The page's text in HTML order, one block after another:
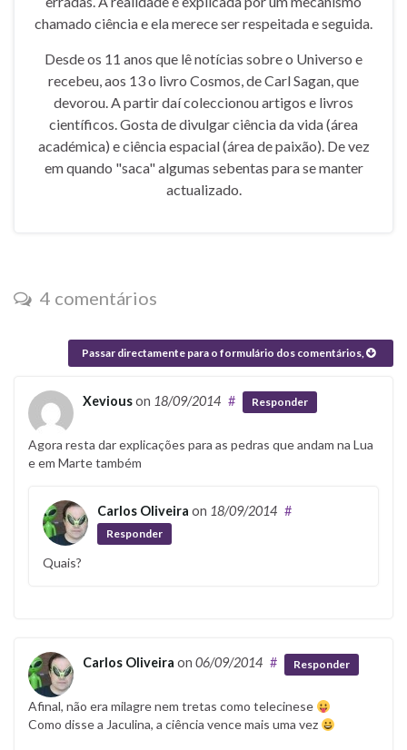
chamado ciência e ela merece ser respeitada e seguida.
Desde os 11 anos que lê notícias sobre o Universo e
recebeu, aos 13 o livro Cosmos, de Carl Sagan, que
devorou. A partir daí coleccionou artigos e livros
científicos. Gosta de divulgar ciência da vida (área
académica) e ciência espacial (área de paixão). De vez
em quando "saca" algumas sebentas para se manter
actualizado.
4 comentários
Passar directamente para o formulário dos comentários,
Xeviouson 18/09/2014 # Responder
Agora resta dar explicações para as pedras que andam na Lua
e em Marte também
Carlos Oliveira on 18/09/2014 #
Responder
Quais?
Carlos Oliveira on 06/09/2014 # Responder
Afinal, não era milagre nem tretas como telecinese
Como disse a Jaculina, a ciência vence mais uma vez